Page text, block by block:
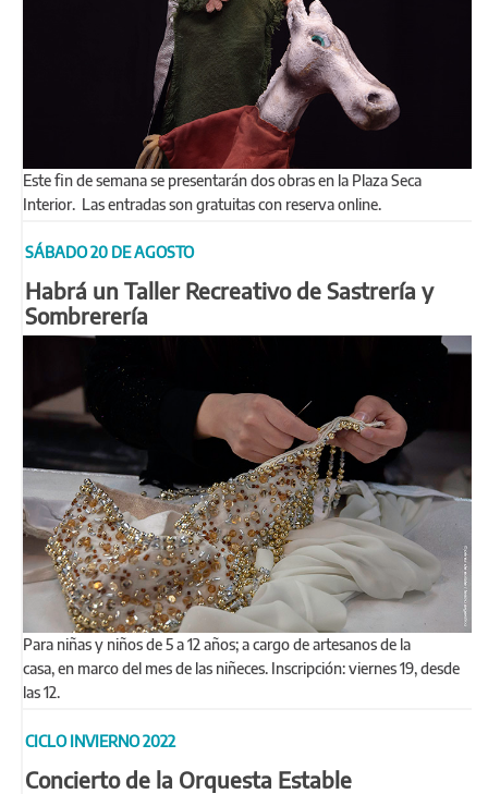
Este fin de semana se presentarán dos obras en la Plaza Seca
Interior. Las entradas son gratuitas con reserva online.
SÁBADO 20 DE AGOSTO
Habrá un Taller Recreativo de Sastrería y
Sombrerería
Para niñas y niños de 5 a 12 años; a cargo de artesanos de la
casa, en marco del mes de las niñeces. Inscripción: viernes 19, desde
las 12.
CICLO INVIERNO 2022
Concierto de la Orquesta Estable